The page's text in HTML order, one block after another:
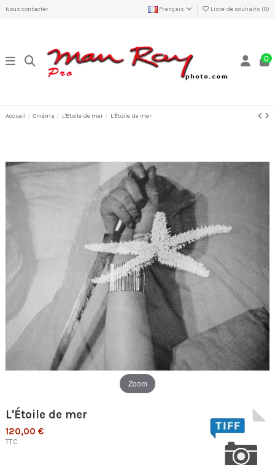
Nous contacter Français Liste de souhaits (0)
0
Accueil Cinéma L'Etoile de mer L'Étoile de mer
Zoom
L'Étoile de mer
120,00 €
TTC